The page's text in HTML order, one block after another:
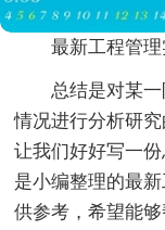
最新工程管
总结是对某
情况进行分析研
让我们好好写一
是小编整理的最
供参考，希望能够